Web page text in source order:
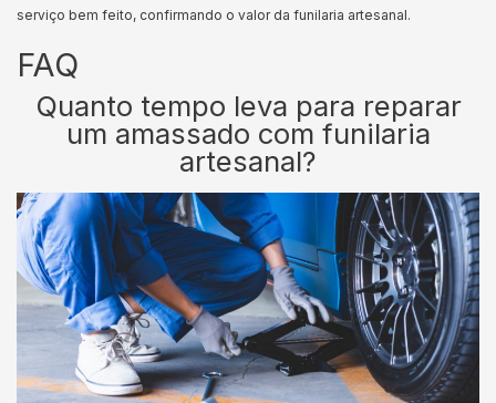
serviço bem feito, confirmando o valor da funilaria artesanal.
FAQ
Quanto tempo leva para reparar
um amassado com funilaria
artesanal?